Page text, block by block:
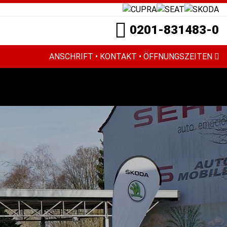
0201-831483-0
ANSCHRIFT • KONTAKT • ÖFFNUNGSZEITEN